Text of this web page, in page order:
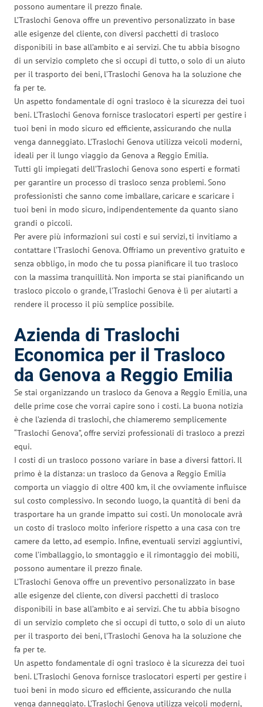
possono aumentare il prezzo finale.
L’Traslochi Genova offre un preventivo personalizzato in base
alle esigenze del cliente, con diversi pacchetti di trasloco
disponibili in base all’ambito e ai servizi. Che tu abbia bisogno
di un servizio completo che si occupi di tutto, o solo di un aiuto
per il trasporto dei beni, l’Traslochi Genova ha la soluzione che
fa per te.
Un aspetto fondamentale di ogni trasloco è la sicurezza dei tuoi
beni. L’Traslochi Genova fornisce traslocatori esperti per gestire i
tuoi beni in modo sicuro ed efficiente, assicurando che nulla
venga danneggiato. L’Traslochi Genova utilizza veicoli moderni,
ideali per il lungo viaggio da Genova a Reggio Emilia.
Tutti gli impiegati dell’Traslochi Genova sono esperti e formati
per garantire un processo di trasloco senza problemi. Sono
professionisti che sanno come imballare, caricare e scaricare i
tuoi beni in modo sicuro, indipendentemente da quanto siano
grandi o piccoli.
Per avere più informazioni sui costi e sui servizi, ti invitiamo a
contattare l’Traslochi Genova. Offriamo un preventivo gratuito e
senza obbligo, in modo che tu possa pianificare il tuo trasloco
con la massima tranquillità. Non importa se stai pianificando un
trasloco piccolo o grande, l’Traslochi Genova è lì per aiutarti a
rendere il processo il più semplice possibile.
Azienda di Traslochi
Economica per il Trasloco
da Genova a Reggio Emilia
Se stai organizzando un trasloco da Genova a Reggio Emilia, una
delle prime cose che vorrai capire sono i costi. La buona notizia
è che l’azienda di traslochi, che chiameremo semplicemente
“Traslochi Genova”, offre servizi professionali di trasloco a prezzi
equi.
I costi di un trasloco possono variare in base a diversi fattori. Il
primo è la distanza: un trasloco da Genova a Reggio Emilia
comporta un viaggio di oltre 400 km, il che ovviamente influisce
sul costo complessivo. In secondo luogo, la quantità di beni da
trasportare ha un grande impatto sui costi. Un monolocale avrà
un costo di trasloco molto inferiore rispetto a una casa con tre
camere da letto, ad esempio. Infine, eventuali servizi aggiuntivi,
come l’imballaggio, lo smontaggio e il rimontaggio dei mobili,
possono aumentare il prezzo finale.
L’Traslochi Genova offre un preventivo personalizzato in base
alle esigenze del cliente, con diversi pacchetti di trasloco
disponibili in base all’ambito e ai servizi. Che tu abbia bisogno
di un servizio completo che si occupi di tutto, o solo di un aiuto
per il trasporto dei beni, l’Traslochi Genova ha la soluzione che
fa per te.
Un aspetto fondamentale di ogni trasloco è la sicurezza dei tuoi
beni. L’Traslochi Genova fornisce traslocatori esperti per gestire i
tuoi beni in modo sicuro ed efficiente, assicurando che nulla
venga danneggiato. L’Traslochi Genova utilizza veicoli moderni,